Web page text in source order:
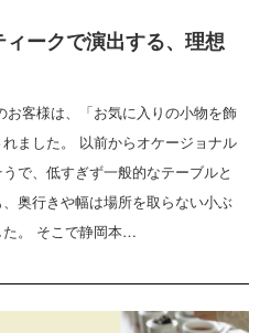
ィークで演出する、理想
客様は、「お気に入りの小物を飾
ました。 以前からオケージョナル
で、低すぎず一般的なテーブルと
奥行きや幅は場所を取らない小ぶ
た。 そこで静岡本…